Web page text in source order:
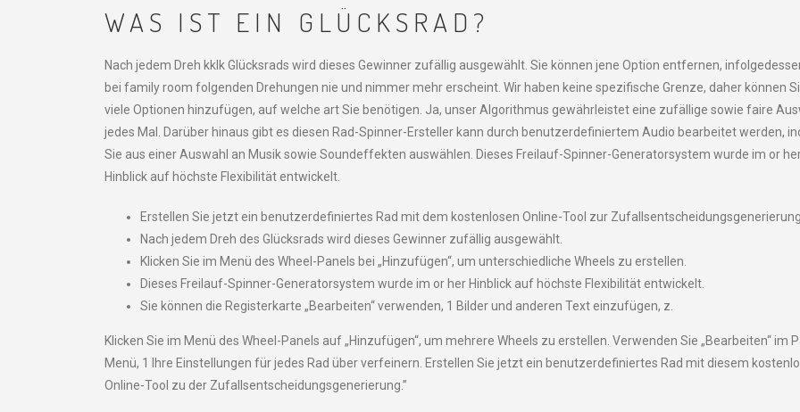
WAS IST EIN GLÜCKSRAD?
Nach jedem Dreh kklk Glücksrads wird dieses Gewinner zufällig ausgewählt. Sie können jene Option entfernen,
bei family room folgenden Drehungen nie und nimmer mehr erscheint. Wir haben keine spezifische Grenze, daher können
viele Optionen hinzufügen, auf welche art Sie benötigen. Ja, unser Algorithmus gewährleistet eine zufällige sowie faire
jedes Mal. Darüber hinaus gibt es diesen Rad-Spinner-Ersteller kann durch benutzerdefiniertem Audio bearbeitet werden,
Sie aus einer Auswahl an Musik sowie Soundeffekten auswählen. Dieses Freilauf-Spinner-Generatorsystem wurde im or
Hinblick auf höchste Flexibilität entwickelt.
Erstellen Sie jetzt ein benutzerdefiniertes Rad mit dem kostenlosen Online-Tool zur
Nach jedem Dreh des Glücksrads wird dieses Gewinner zufällig ausgewählt.
Klicken Sie im Menü des Wheel-Panels bei „Hinzufügen“, um unterschiedliche Wheels zu erstellen.
Dieses Freilauf-Spinner-Generatorsystem wurde im or her Hinblick auf höchste Flexibilität entwickelt.
Sie können die Registerkarte „Bearbeiten“ verwenden, 1 Bilder und anderen Text einzufügen, z.
Klicken Sie im Menü des Wheel-Panels auf „Hinzufügen“, um mehrere Wheels zu erstellen. Verwenden Sie „Bearbeiten“ im
Menü, 1 Ihre Einstellungen für jedes Rad über verfeinern. Erstellen Sie jetzt ein benutzerdefiniertes Rad mit diesem
Online-Tool zu der Zufallsentscheidungsgenerierung.”